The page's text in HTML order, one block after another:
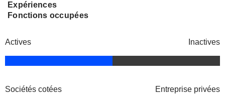
Expériences
Fonctions occupées
Actives Inactives
Sociétés cotées Entreprise privées